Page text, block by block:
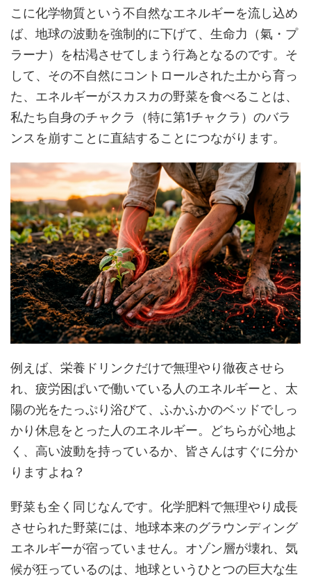
こに化学物質という不自然なエネルギーを流し込め
ば、地球の波動を強制的に下げて、生命力（氣・プ
ラーナ）を枯渇させてしまう行為となるのです。そ
して、その不自然にコントロールされた土から育っ
た、エネルギーがスカスカの野菜を食べることは、
私たち自身のチャクラ（特に第1チャクラ）のバラ
ンスを崩すことに直結することにつながります。
例えば、栄養ドリンクだけで無理やり徹夜させら
れ、疲労困ぱいで働いている人のエネルギーと、太
陽の光をたっぷり浴びて、ふかふかのベッドでしっ
かり休息をとった人のエネルギー。どちらが心地よ
く、高い波動を持っているか、皆さんはすぐに分か
りますよね？
野菜も全く同じなんです。化学肥料で無理やり成長
させられた野菜には、地球本来のグラウンディング
エネルギーが宿っていません。オゾン層が壊れ、気
候が狂っているのは、地球というひとつの巨大な生